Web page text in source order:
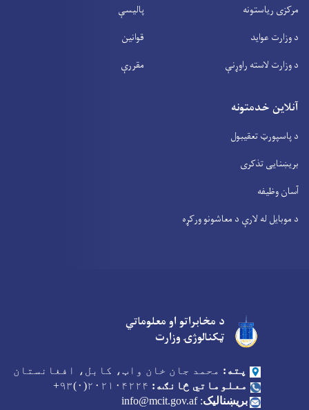
مرکزی ریاستونه
د وزارت عواید
د وزارت لاسته راوړنې
پالیسې
قوانین
مقررې
آنلاین خدمتونه
د پاسپورټ تعقیبول
بریښنایی تذکری
آسان وظیفه
د موبایل له لارې د معاشونو ورکړه
د مخابراتو او معلوماتي
ټکنالوژۍ وزارت
پته: محمد جان خان واټ، کابل، افغانستان
معلوماتي څانګه:
بریښنالیک:
info@mcit.gov.af